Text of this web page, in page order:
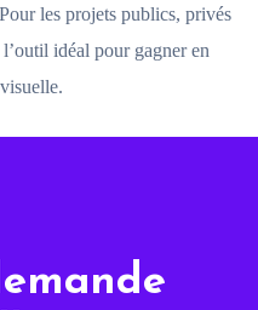
les projets publics, privés
idéal pour gagner en